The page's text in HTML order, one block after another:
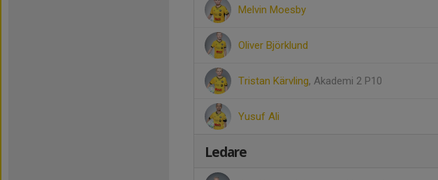
Melvin Moesby
Oliver Björklund
Tristan Kärvling, Akademi 2 P10
Yusuf Ali
Ledare